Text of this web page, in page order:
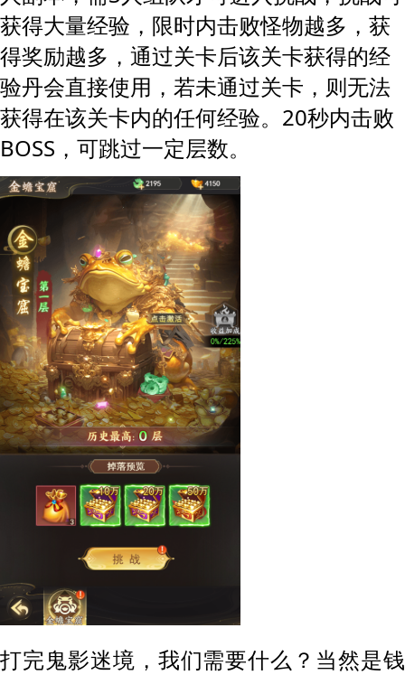
获得大量经验， 限时内击败怪物越多，获
得奖励越多 ， 通过关卡后该关卡获得的经
验丹会直接使用，若未通过关卡，则无法
获得在该关卡内的任何经验。 20秒内击败
BOSS，可跳过一定层数。
打完鬼影迷境 ，我们需要什么？当然是钱